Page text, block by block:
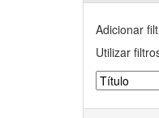
Adicionar
Utilizar